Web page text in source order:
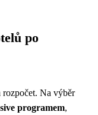
po
rozpočet. Na výběr
programem,